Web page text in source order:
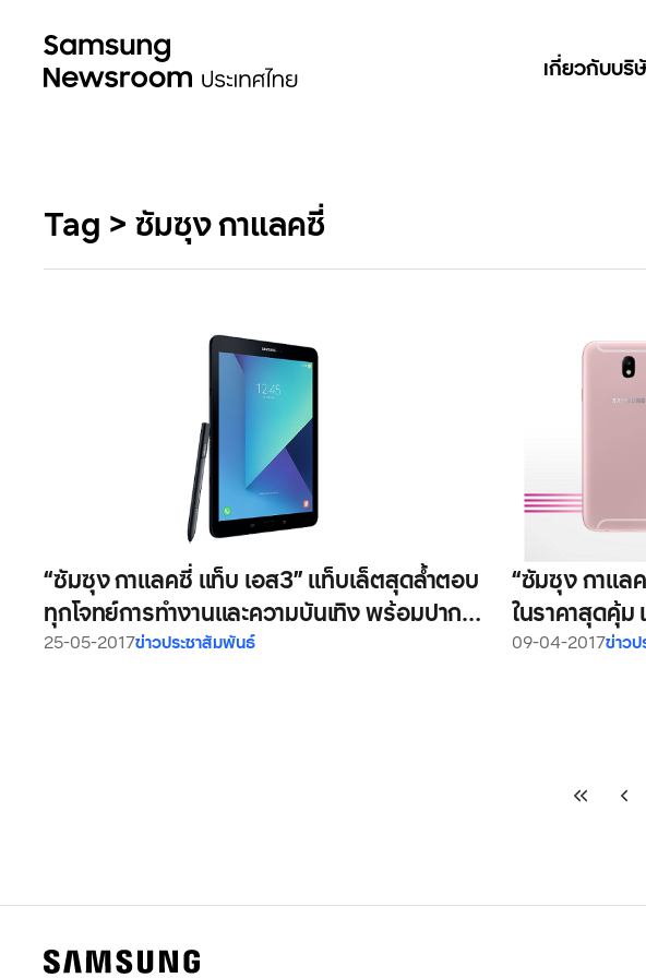
เกี่ยวกับบริ
Tag > ซัมซุง กาแลคซี่
“ซัมซุง กาแลคซี่ แท็บ เอส3” แท็บเล็ตสุดล้ำตอบ
ทุกโจทย์การทำงานและความบันเทิง พร้อมปากกา
S Pen ดีไซน์ใหม่
25-05-2017ข่าวประชาสัมพันธ์
“ซัมซุง กาแล
ในราคาสุดคุ้ม เอาใจคนชอบถ่ายภาพด้วยฟีเจอร์
Selfie
09-04-2017ข่าว